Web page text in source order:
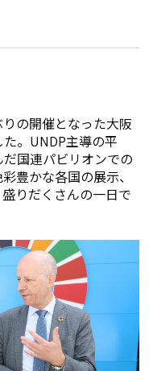
の開催となった大阪
。UNDP主導の平
国連パビリオンでの
豊かな各国の展示、
りだくさんの一日で